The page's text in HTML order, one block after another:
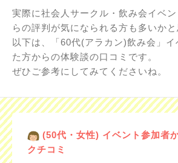
実際に社会人サークル・飲み会イベ
らの評判が気になられる方も多いかと
以下は、「60代(アラカン)飲み会」
た方からの体験談の口コミです。
ぜひご参考にしてみてくださいね。
(50代・女性) イベント参加者
クチコミ